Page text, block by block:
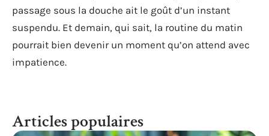
passage sous la douche ait le goût d’un instant
suspendu. Et demain, qui sait, la routine du matin
pourrait bien devenir un moment qu’on attend avec
impatience.
Articles populaires